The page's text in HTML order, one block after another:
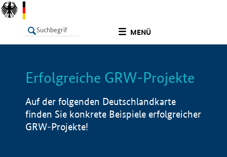
MENÜ
LISTE Info
Erfolgreiche GRW-Projekte
Auf der folgenden Deutschlandkarte
finden Sie konkrete Beispiele erfolgreicher
GRW-Projekte!